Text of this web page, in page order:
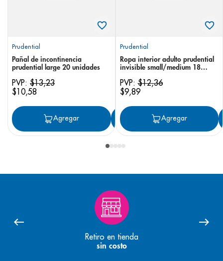
Prudential
Pañal de incontinencia
prudential large 20 unidades
PVP: $13,23
$10,58
Agregar Agregar
Prudential
Ropa interior adulto prudential
invisible small/medium 18
PVP:$12,36
$9,89
Agregar
Retiro en tienda
sin costo